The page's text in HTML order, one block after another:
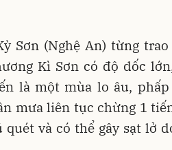
Sơn (Nghệ An) từng
Kì Sơn có độ dốc
là một mùa lo âu, phấp
mưa liên tục chừng 1
và có thể gây sạt lở